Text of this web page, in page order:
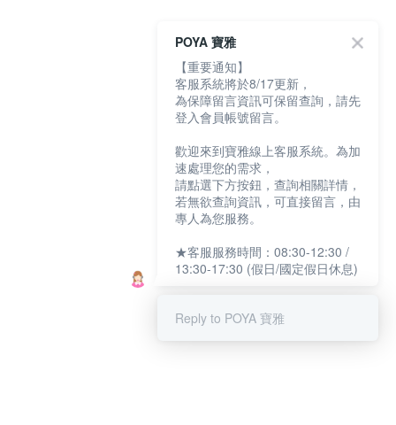
POYA 寶雅
【重要通知】
客服系統將於8/17更新，
為保障留言資訊可保留查詢，請先
登入會員帳號留言。
歡迎來到寶雅線上客服系統。為加
速處理您的需求，
請點選下方按鈕，查詢相關詳情，
若無欲查詢資訊，可直接留言，由
專人為您服務。
★客服服務時間：08:30-12:30 /
13:30-17:30 (假日/國定假日休息)
Reply to POYA 寶雅